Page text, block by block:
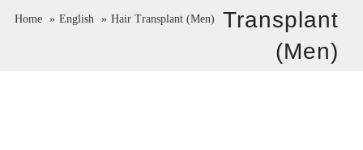
Transplant
(Men)
Home English Hair Transplant (Men)